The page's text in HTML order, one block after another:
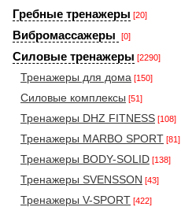
Гребные тренажеры [20]
Вибромассажеры [0]
Силовые тренажеры [2290]
Тренажеры для дома [150]
Силовые комплексы [51]
Тренажеры DHZ FITNESS [108]
Тренажеры MARBO SPORT [81]
Тренажеры BODY-SOLID [138]
Тренажеры SVENSSON [43]
Тренажеры V-SPORT [422]